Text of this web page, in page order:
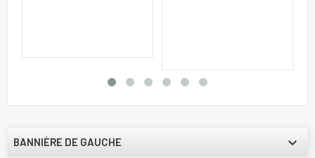
BANNIÈRE DE GAUCHE 